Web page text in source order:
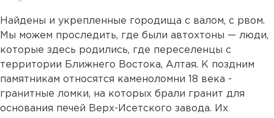
Найдены и укрепленные городища с валом, с рвом.
Мы можем проследить, где были автохтоны — люди,
которые здесь родились, где переселенцы с
территории Ближнего Востока, Алтая. К поздним
памятникам относятся каменоломни 18 века -
гранитные ломки, на которых брали гранит для
основания печей Верх-Исетского завода. Их